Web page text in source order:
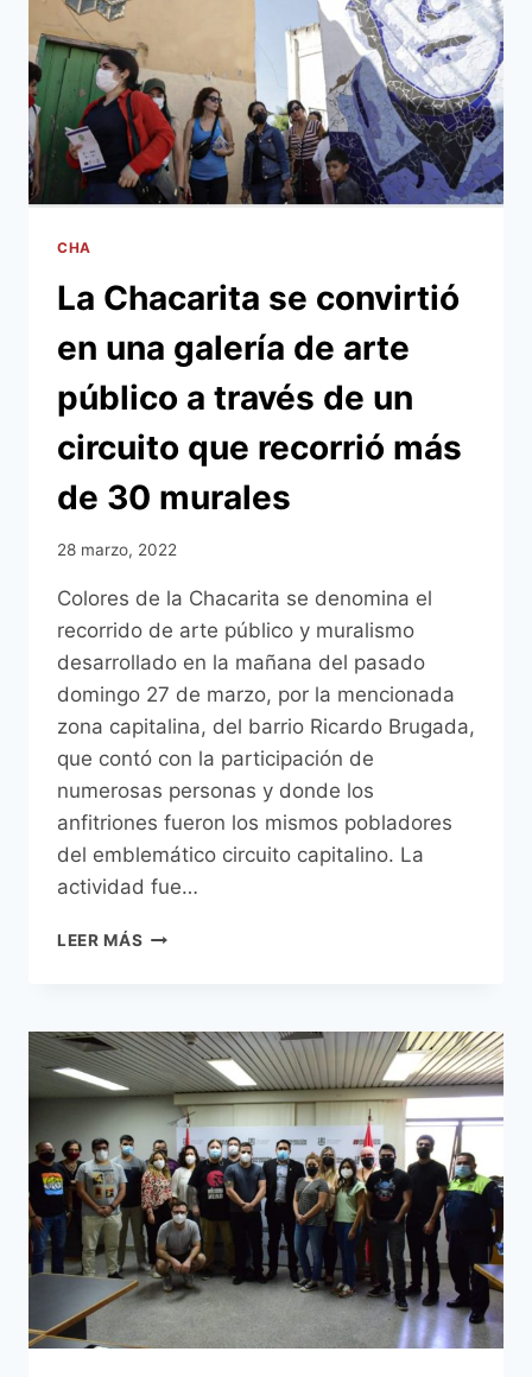
QUINTA
EDICIÓN
DE
COLORES
DE
LA
CHACARITA
CHA
La Chacarita se convirtió
en una galería de arte
público a través de un
circuito que recorrió más
de 30 murales
28 marzo, 2022
Colores de la Chacarita se denomina el
recorrido de arte público y muralismo
desarrollado en la mañana del pasado
domingo 27 de marzo, por la mencionada
zona capitalina, del barrio Ricardo Brugada,
que contó con la participación de
numerosas personas y donde los
anfitriones fueron los mismos pobladores
del emblemático circuito capitalino. La
actividad fue…
LEER MÁS LA
EN
UNA
GALERÍA
DE
ARTE
PÚBLICO
A
TRAVÉS
DE
UN
CIRCUITO
QUE